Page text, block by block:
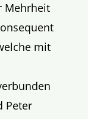
Mehrheit
mit
Peter